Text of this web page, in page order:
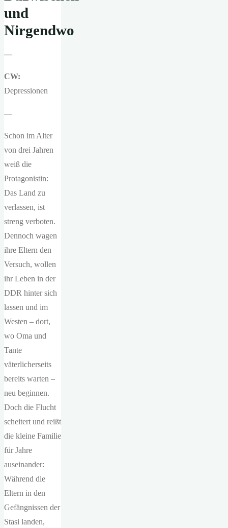
und
Nirgendwo
—
CW:
Depressionen
—
Schon im Alter
von drei Jahren
weiß die
Protagonistin:
Das Land zu
verlassen, ist
streng verboten.
Dennoch wagen
ihre Eltern den
Versuch, wollen
ihr Leben in der
DDR hinter sich
lassen und im
Westen – dort,
wo Oma und
Tante
väterlicherseits
bereits warten –
neu beginnen.
Doch die Flucht
scheitert und reißt
die kleine Familie
für Jahre
auseinander:
Während die
Eltern in den
Gefängnissen der
Stasi landen,